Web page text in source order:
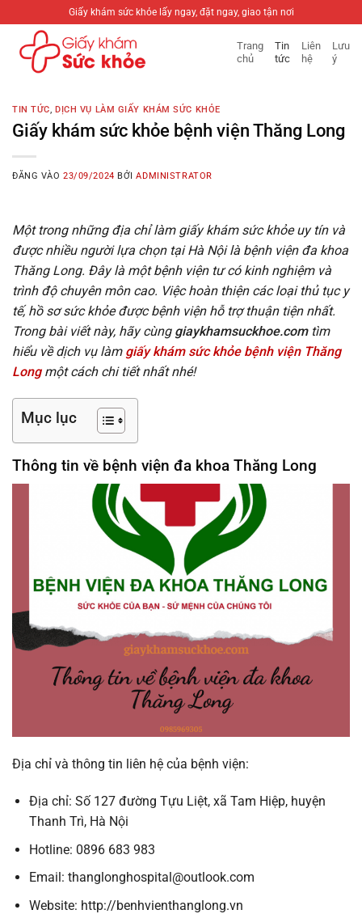
qua
Giấy khám sức khỏe lấy ngay, đặt ngay, giao tận nơi
Trang
chủ
Tin
tức
Liên
hệ
Lưu
ý
TIN TỨC,DỊCH VỤ LÀM GIẤY KHÁM SỨC KHỎE
Giấy khám sức khỏe bệnh viện Thăng Long
ĐĂNG VÀO23/09/2024 BỞIADMINISTRATOR
Một trong những địa chỉ làm giấy khám sức khỏe uy tín và
được nhiều người lựa chọn tại Hà Nội là bệnh viện đa khoa
Thăng Long. Đây là một bệnh viện tư có kinh nghiệm và
trình độ chuyên môn cao. Việc hoàn thiện các loại thủ tục y
tế, hồ sơ sức khỏe được bệnh viện hỗ trợ thuận tiện nhất.
Trong bài viết này, hãy cùng giaykhamsuckhoe.comtìm
hiểu về dịch vụ làm giấy khám sức khỏe bệnh viện Thăng
Longmột cách chi tiết nhất nhé!
Mục lục
Thông tin về bệnh viện đa khoa Thăng Long
Địa chỉ và thông tin liên hệ của bệnh viện:
Địa chỉ: Số 127 đường Tựu Liệt, xã Tam Hiệp, huyện
Thanh Trì, Hà Nội
Hotline: 0896 683 983
Email: thanglonghospital@outlook.com
Website: http://benhvienthanglong.vn